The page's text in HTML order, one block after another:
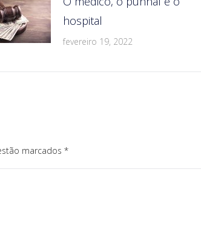
hospital
fevereiro 19, 2022
marcados *